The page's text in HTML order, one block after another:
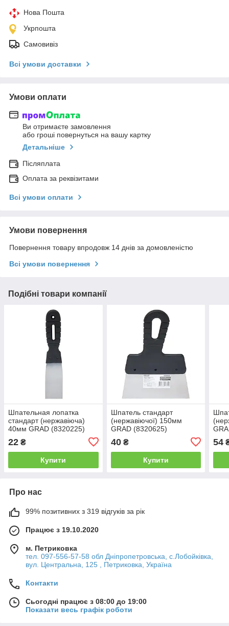
Нова Пошта
Укрпошта
Самовивіз
Всі умови доставки
Умови оплати
Ви отримаєте замовлення
або гроші повернуться на вашу картку
Детальніше
Післяплата
Оплата за реквізитами
Всі умови оплати
Умови повернення
Повернення товару впродовж 14 днів за домовленістю
Всі умови повернення
Подібні товари компанії
Шпательная лопатка
стандарт (нержавіюча)
40мм GRAD (8320225)
22 ₴
Купити
Шпатель стандарт
(нержавіючої) 150мм
GRAD (8320625)
40₴
Купити
54
Про нас
99% позитивних з 319 відгуків за рік
Працює з 19.10.2020
м. Петриковка
тел. 097-556-57-58 обл Дніпропетровська, с.Лобойківка,
вул. Центральна, 125 , Петриковка, Україна
Контакти
Сьогодні працює з 08:00 до 19:00
Показати весь графік роботи